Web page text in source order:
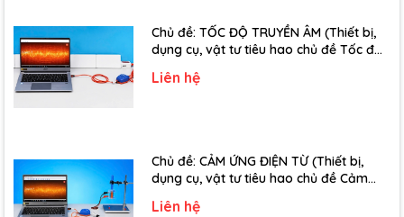
Chủ đề: TỐC ĐỘ TRUYỀN ÂM (Thiết bị,
dụng cụ, vật tư tiêu hao chủ đề Tốc độ
Liên hệ
Chủ đề: CẢM ỨNG ĐIỆN TỪ (Thiết bị,
dụng cụ, vật tư tiêu hao chủ đề Cảm
Liên hệ